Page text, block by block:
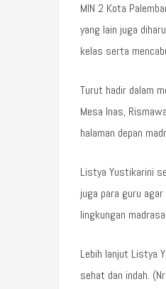
MIN 2 Kota
yang lain juga
kelas serta
Turut hadir dalam
Mesa Inas,
halaman depan
Listya Yustikarini
juga para guru
lingkungan
Lebih lanjut Listya
sehat dan indah.